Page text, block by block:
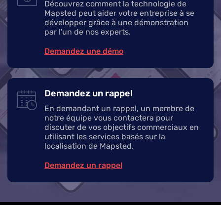
Découvrez comment la technologie de
Mapsted peut aider votre entreprise à se
développer grâce à une démonstration
par l'un de nos experts.
Demandez une démo
Demandez un rappel
En demandant un rappel, un membre de
notre équipe vous contactera pour
discuter de vos objectifs commerciaux en
utilisant les services basés sur la
localisation de Mapsted.
Demandez un rappel